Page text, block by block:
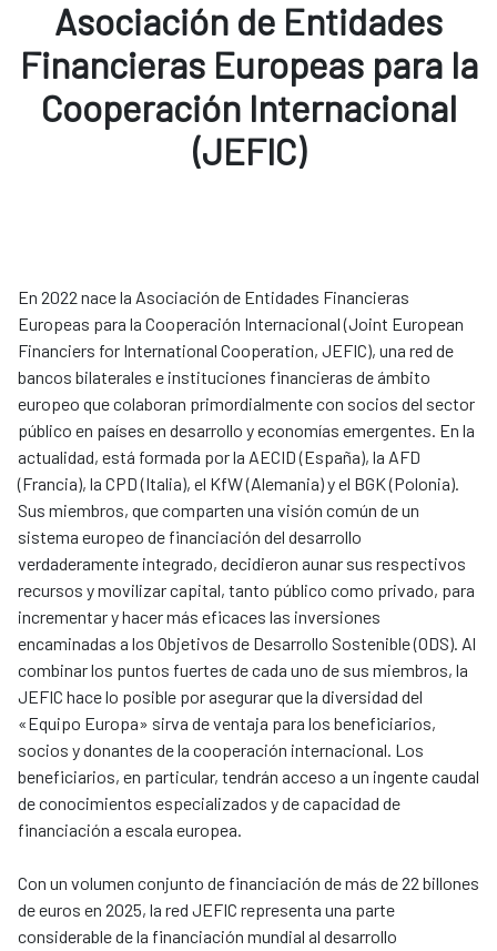
Asociación de Entidades
Financieras Europeas para la
Cooperación Internacional
(JEFIC)
En 2022 nace la Asociación de Entidades Financieras
Europeas para la Cooperación Internacional (Joint European
Financiers for International Cooperation, JEFIC), una red de
bancos bilaterales e instituciones financieras de ámbito
europeo que colaboran primordialmente con socios del sector
público en países en desarrollo y economías emergentes. En la
actualidad, está formada por la AECID (España), la AFD
(Francia), la CPD (Italia), el KfW (Alemania) y el BGK (Polonia).
Sus miembros, que comparten una visión común de un
sistema europeo de financiación del desarrollo
verdaderamente integrado, decidieron aunar sus respectivos
recursos y movilizar capital, tanto público como privado, para
incrementar y hacer más eficaces las inversiones
encaminadas a los Objetivos de Desarrollo Sostenible (ODS). Al
combinar los puntos fuertes de cada uno de sus miembros, la
JEFIC hace lo posible por asegurar que la diversidad del
«Equipo Europa» sirva de ventaja para los beneficiarios,
socios y donantes de la cooperación internacional. Los
beneficiarios, en particular, tendrán acceso a un ingente caudal
de conocimientos especializados y de capacidad de
financiación a escala europea.
Con un volumen conjunto de financiación de más de 22 billones
de euros en 2025, la red JEFIC representa una parte
considerable de la financiación mundial al desarrollo